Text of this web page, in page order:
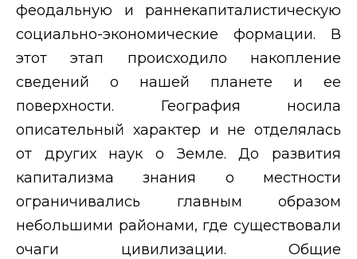
феодальную и раннекапиталистическую
социально-экономические формации. В
этот этап происходило накопление
сведений о нашей планете и ее
поверхности. География носила
описательный характер и не отделялась
от других наук о Земле. До развития
капитализма знания о местности
ограничивались главным образом
небольшими районами, где существовали
очаги цивилизации. Общие